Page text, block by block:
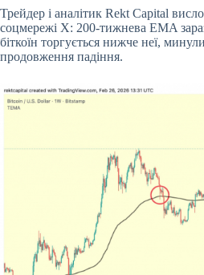
Трейдер і аналітик Rekt Capital
соцмережі X: 200-тижнева EMA
біткоїн торгується нижче неї,
продовження падіння.